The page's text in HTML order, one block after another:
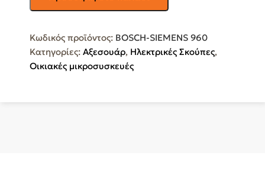
SIEMENS
960
ποσότητα
Κωδικός προϊόντος: BOSCH-SIEMENS 960
Κατηγορίες: Αξεσουάρ, Ηλεκτρικές Σκούπες,
Οικιακές μικροσυσκευές